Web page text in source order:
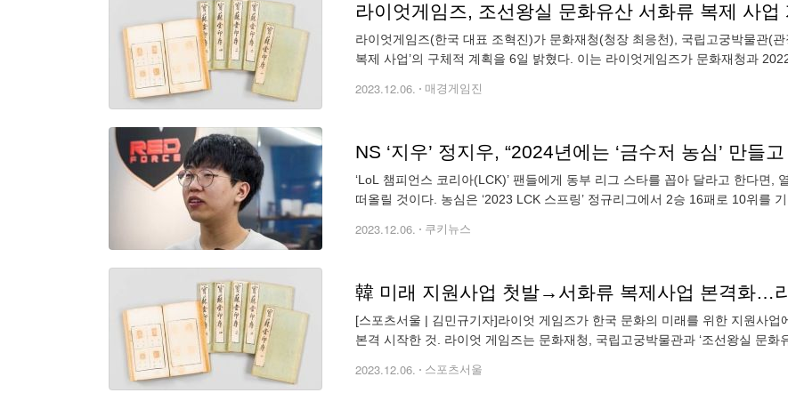
라이엇게임즈, 조선왕실 문화유산 서화류 복제 사업
라이엇게임즈(한국 대표 조혁진)가 문화재청(청장 최응천), 국립고궁박물관(
복제 사업’의 구체적 계획을 6일 밝혔다. 이는 라이엇게임즈가 문화재청과
2023.12.06. 매경게임진
NS ‘지우’ 정지우, “2024년에는 ‘금수저 농심’ 만들
‘LoL 챔피언스 코리아(LCK)’ 팬들에게 동부 리그 스타를 꼽아 달라고 한다면,
떠올릴 것이다. 농심은 ‘2023 LCK 스프링’ 정규리그에서 2승 16패로 10위를
2023.12.06. 쿠키뉴스
[스포츠서울 | 김민규기자]라이엇 게임즈가 한국 문화의 미래를 위한 지원사
본격 시작한 것. 라이엇 게임즈는 문화재청, 국립고궁박물관과 ‘조선왕실 문화
2023.12.06. 스포츠서울